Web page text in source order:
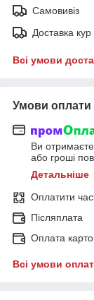
Самовивіз
Доставка
Всі умови
Умови оплати
Ви
або гроші
Детальніше
Оплатити
Післяплата
Оплата
Всі умови